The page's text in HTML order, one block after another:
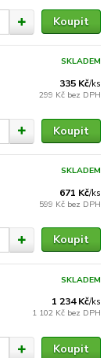
Koupit
335 Kč/ks
299 Kč bez DPH
SKLADEM
Koupit
671 Kč/ks
599 Kč bez DPH
SKLADEM
Koupit
1 234 Kč/ks
1 102 Kč bez DPH
SKLADEM
Koupit